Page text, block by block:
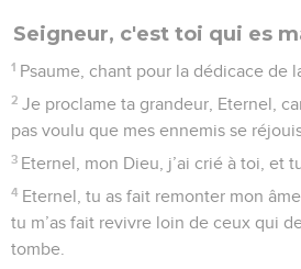
Seigneur, c'est toi qui es
1 Psaume, chant pour la dédicace de
2 Je proclame ta grandeur, Eternel,
pas voulu que mes ennemis se
3 Eternel, mon Dieu, j’ai crié à toi, et tu
4 Eternel, tu as fait remonter mon
tu m’as fait revivre loin de ceux qui
tombe.